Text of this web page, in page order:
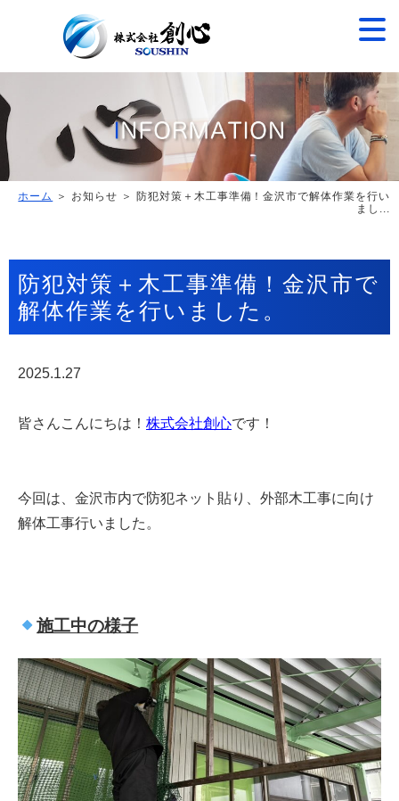
ホーム
＞ お知らせ ＞ 防犯対策＋木工事準備！金沢市で解体作業を行い
まし...
防犯対策＋木工事準備！金沢市で
解体作業を行いました。
2025.1.27
皆さんこんにちは！ 株式会社創心です！
今回は、金沢市内で防犯ネット貼り、外部木工事に向け
解体工事行いました。
施工中の様子